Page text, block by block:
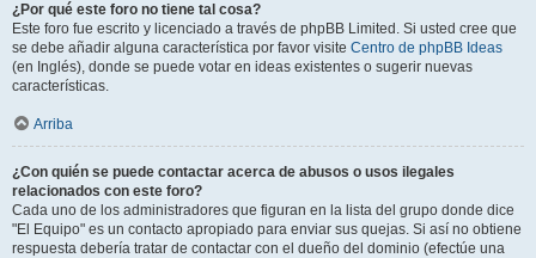
¿Por qué este foro no tiene tal cosa?
Este foro fue escrito y licenciado a través de phpBB Limited. Si usted cree que
se debe añadir alguna característica por favor visite Centro de phpBB Ideas
(en Inglés), donde se puede votar en ideas existentes o sugerir nuevas
características.
Arriba
¿Con quién se puede contactar acerca de abusos o usos ilegales
relacionados con este foro?
Cada uno de los administradores que figuran en la lista del grupo donde dice
"El Equipo" es un contacto apropiado para enviar sus quejas. Si así no obtiene
respuesta debería tratar de contactar con el dueño del dominio (efectúe una